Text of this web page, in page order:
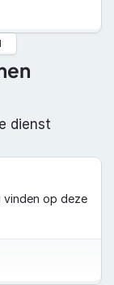
dienst
vinden op deze